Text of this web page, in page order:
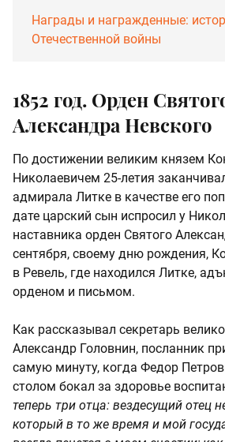
Награды и награжденные:
Отечественной войны
1852 год. Орден
Александра Невского
По достижении великим князем
Николаевичем 25-летия
адмирала Литке в качестве его
дате царский сын испросил у
наставника орден Святого
сентября, своему дню рождения,
в Ревель, где находился Литке,
орденом и письмом.
Как рассказывал секретарь
Александр Головнин, посланник
самую минуту, когда Федор
столом бокал за здоровье
теперь три отца: вездесущий отец
который в то же время и мой